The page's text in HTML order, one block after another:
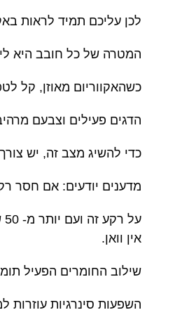
לכן עליכם תמיד לראות
המטרה של כל חובב היא
כשהאקווריום מאוזן, קל
הדגים פעילים וצבעם
כדי להשיג מצב זה, יש
מדענים יודעים: אם חסר
אין וואן.
שילוב החומרים הפעיל
השפעות סינרגיות עוזרות